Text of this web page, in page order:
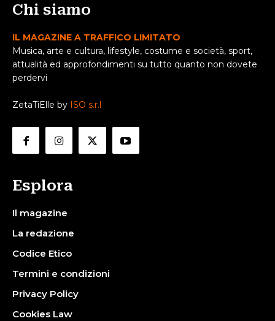
Chi siamo
IL MAGAZINE A TRAFFICO LIMITATO
Musica, arte e cultura, lifestyle, costume e società, sport,
attualità ed approfondimenti su tutto quanto non dovete
perdervi
ZetaTiElle by ISO s.r.l
Esplora
Il magazine
La redazione
Codice Etico
Termini e condizioni
Privacy Policy
Cookies Law